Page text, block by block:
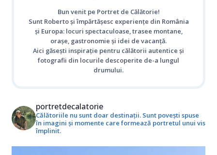
Bun venit pe Portret de Călătorie!
Sunt Roberto și împărtășesc experiențe din România
și Europa: locuri spectaculoase, trasee montane,
orașe, gastronomie și idei de vacanță.
Aici găsești inspirație pentru călătorii autentice și
fotografii din locurile descoperite de-a lungul
drumului.
portretdecalatorie
Călătoriile nu sunt doar destinații. Sunt povești spuse
în imagini și momente care formează portretul unui vis
împlinit.